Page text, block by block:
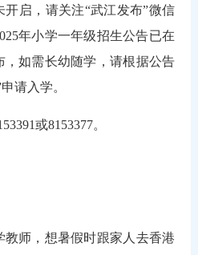
启，请关注“武江发布”微信
年小学一年级招生公告已在
如需长幼随学，请根据公告
请入学。
或8153377。
师，想暑假时跟家人去香港